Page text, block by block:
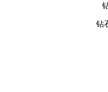
钻